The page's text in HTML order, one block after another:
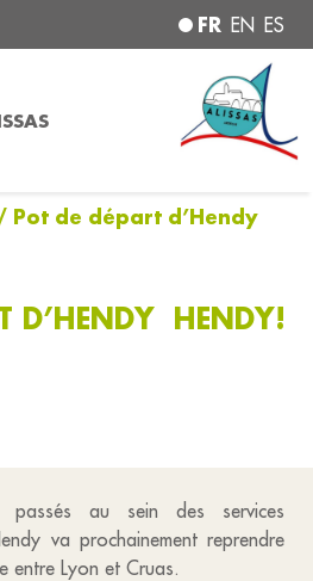
FR EN ES
Pot de départ d’Hendy
D’HENDY HENDY!
passés au sein des services
va prochainement reprendre
entre Lyon et Cruas.